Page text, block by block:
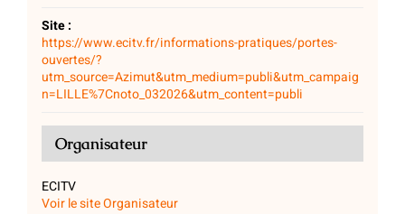
Site :
https://www.ecitv.fr/informations-pratiques/portes-
ouvertes/?
utm_source=Azimut&utm_medium=publi&utm_campaig
n=LILLE%7Cnoto_032026&utm_content=publi
Organisateur
ECITV
Voir le site Organisateur